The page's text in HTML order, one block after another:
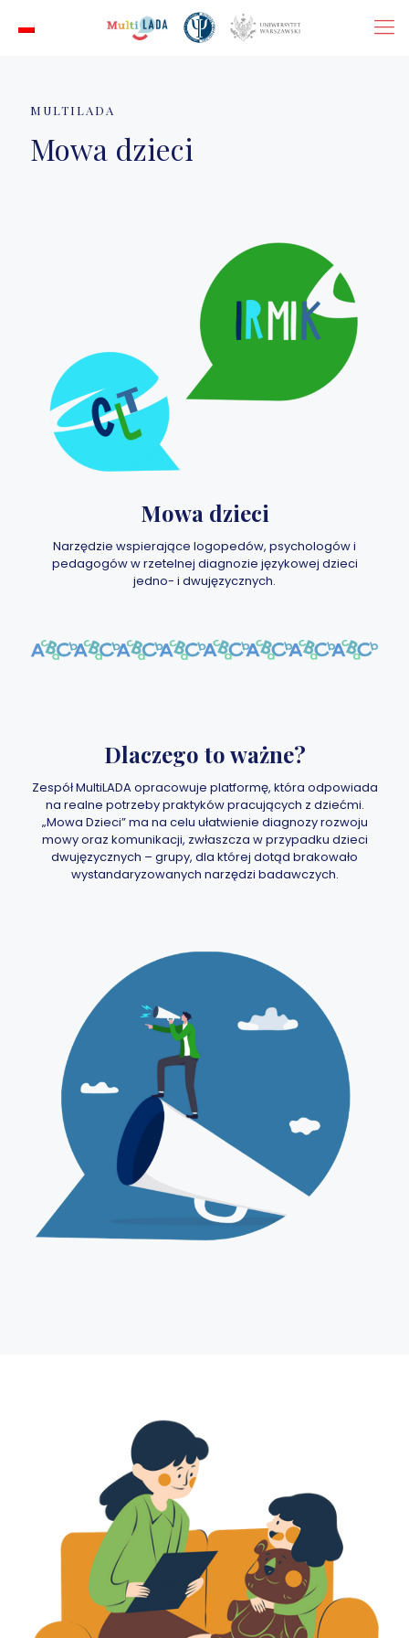
MULTILADA
Mowa dzieci
Mowa dzieci
Narzędzie wspierające logopedów, psychologów i
pedagogów w rzetelnej diagnozie językowej dzieci
jedno- i dwujęzycznych.
Dlaczego to ważne?
Zespół MultiLADA opracowuje platformę, która odpowiada
na realne potrzeby praktyków pracujących z dziećmi.
„Mowa Dzieci” ma na celu ułatwienie diagnozy rozwoju
mowy oraz komunikacji, zwłaszcza w przypadku dzieci
dwujęzycznych – grupy, dla której dotąd brakowało
wystandaryzowanych narzędzi badawczych.